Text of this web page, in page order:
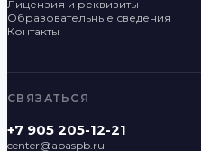
Лицензия и реквизиты
Образовательные сведения
Контакты
СВЯЗАТЬСЯ
+7 905 205-12-21
center@abaspb.ru